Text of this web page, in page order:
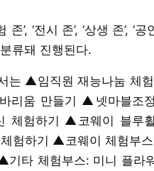
’, ‘전시 존’, ‘상생 존’, ‘
류돼 진행된다.
서는 ▲임직원 재능나눔 체
리움 만들기 ▲넷마블조
체험하기 ▲코웨이 블루
험하기 ▲코웨이 체험부
기타 체험부스: 미니 플라